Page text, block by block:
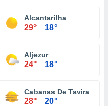
Alcantarilha
29° 18°
Aljezur
24° 18°
Cabanas De Tavira
28° 20°